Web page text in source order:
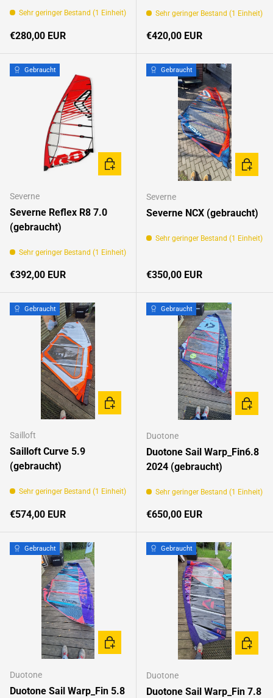
Sehr geringer Bestand (1 Einheit)
Normaler Preis
€280,00 EUR
Sehr geringer Bestand (1 Einheit)
Normaler Preis
€420,00 EUR
Gebraucht
Severne
Severne Reflex R8 7.0
(gebraucht)
Sehr geringer Bestand (1 Einheit)
Normaler Preis
€392,00 EUR
IN DEN WARENKORB
Gebraucht
Severne
Severne NCX (gebraucht)
Sehr geringer Bestand (1 Einheit)
Normaler Preis
€350,00 EUR
Gebraucht
Sailloft
Sailloft Curve 5.9
(gebraucht)
Sehr geringer Bestand (1 Einheit)
Normaler Preis
€574,00 EUR
IN DEN WARENKORB
Gebraucht
Duotone
Duotone Sail Warp_Fin6.8
2024 (gebraucht)
Sehr geringer Bestand (1 Einheit)
Normaler Preis
€650,00 EUR
IN DEN
Gebraucht
Duotone
Duotone Sail Warp_Fin 5.8
IN DEN WARENKORB
Gebraucht
Duotone
Duotone Sail Warp_Fin 7.8
IN DEN